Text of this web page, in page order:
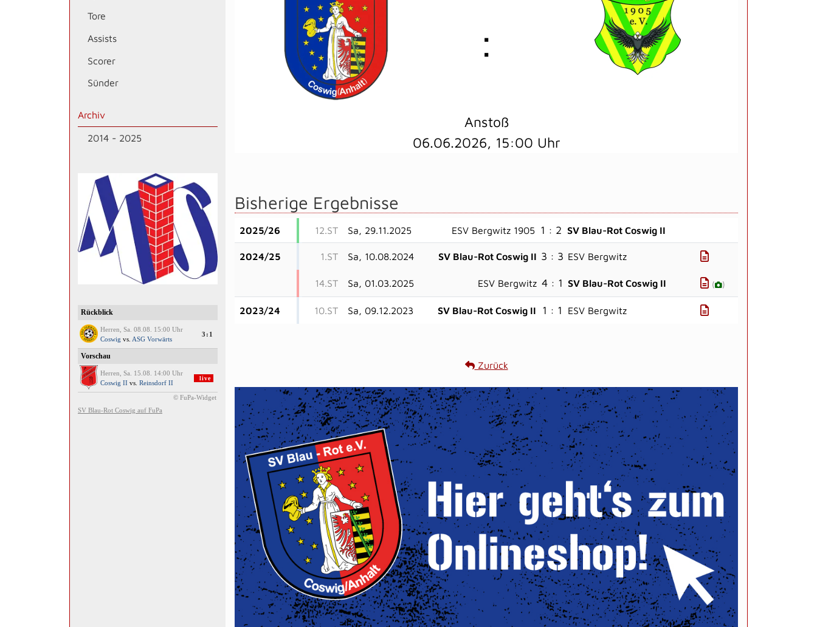
Tore
Assists
Scorer
Sünder
Archiv
2014 - 2025
:
Anstoß
06.06.2026, 15:00 Uhr
Bisherige Ergebnisse
2025/26 12.ST Sa, 29.11.2025 ESV Bergwitz 1905 1 : 2 SV Blau-Rot Coswig II
2024/25 1.ST Sa, 10.08.2024 SV Blau-Rot Coswig II 3 : 3 ESV Bergwitz
14.ST Sa, 01.03.2025 ESV Bergwitz 4 : 1 SV Blau-Rot Coswig II ( )
2023/24 10.ST Sa, 09.12.2023 SV Blau-Rot Coswig II 1 : 1 ESV Bergwitz
Zurück